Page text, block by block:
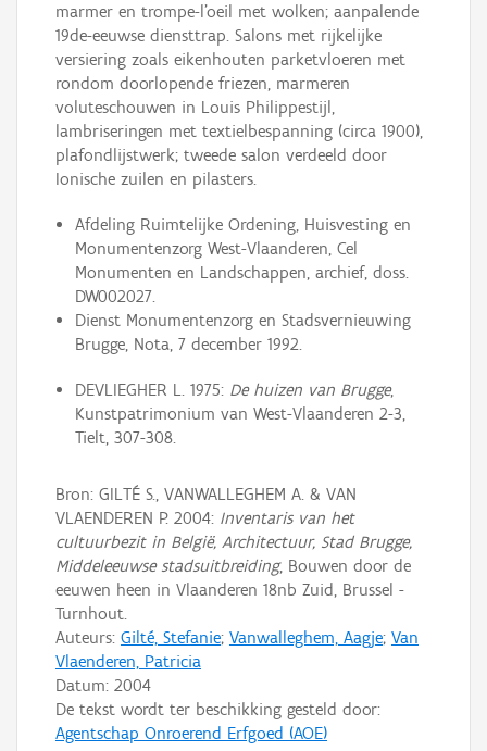
marmer en trompe-l'oeil met wolken; aanpalende
19de-eeuwse diensttrap. Salons met rijkelijke
versiering zoals eikenhouten parketvloeren met
rondom doorlopende friezen, marmeren
voluteschouwen in Louis Philippestijl,
lambriseringen met textielbespanning (circa 1900),
plafondlijstwerk; tweede salon verdeeld door
Ionische zuilen en pilasters.
Afdeling Ruimtelijke Ordening, Huisvesting en
Monumentenzorg West-Vlaanderen, Cel
Monumenten en Landschappen, archief, doss.
DW002027.
Dienst Monumentenzorg en Stadsvernieuwing
Brugge, Nota, 7 december 1992.
DEVLIEGHER L. 1975: De huizen van Brugge,
Kunstpatrimonium van West-Vlaanderen 2-3,
Tielt, 307-308.
Bron: GILTÉ S., VANWALLEGHEM A. & VAN
VLAENDEREN P. 2004: Inventaris van het
cultuurbezit in België, Architectuur, Stad Brugge,
Middeleeuwse stadsuitbreiding, Bouwen door de
eeuwen heen in Vlaanderen 18nb Zuid, Brussel -
Turnhout.
Auteurs: Gilté, Stefanie; Vanwalleghem, Aagje; Van
Vlaenderen, Patricia
Datum: 2004
De tekst wordt ter beschikking gesteld door:
Agentschap Onroerend Erfgoed (AOE)